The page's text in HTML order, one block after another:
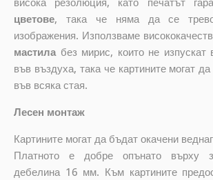
цветове, така че няма да се
изображения. Използваме
мастилабез мирис, които не изпускат
във въздуха, така че картините могат
във всяка стая.
Лесен монтаж
Картините могат да бъдат окачени
Платното е добре опънато върху
дебелина 16 мм. Към картините